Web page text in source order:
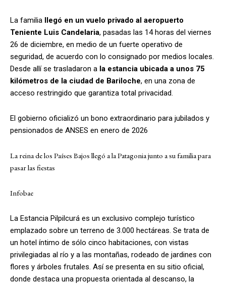
La familia llegó en un vuelo privado al aeropuerto
Teniente Luis Candelaria, pasadas las 14 horas del viernes
26 de diciembre, en medio de un fuerte operativo de
seguridad, de acuerdo con lo consignado por medios locales.
Desde allí se trasladaron a la estancia ubicada a unos 75
kilómetros de la ciudad de Bariloche, en una zona de
acceso restringido que garantiza total privacidad.
El gobierno oficializó un bono extraordinario para jubilados y
pensionados de ANSES en enero de 2026
La reina de los Países Bajos llegó a la Patagonia junto a su familia para
pasar las fiestas
Infobae
La Estancia Pilpilcurá es un exclusivo complejo turístico
emplazado sobre un terreno de 3.000 hectáreas. Se trata de
un hotel íntimo de sólo cinco habitaciones, con vistas
privilegiadas al río y a las montañas, rodeado de jardines con
flores y árboles frutales. Así se presenta en su sitio oficial,
donde destaca una propuesta orientada al descanso, la